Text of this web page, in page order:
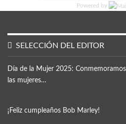
Powered by
SELECCIÓN DEL EDITOR
Día de la Mujer 2025:
las mujeres…
¡Feliz cumpleaños Bob Marley!